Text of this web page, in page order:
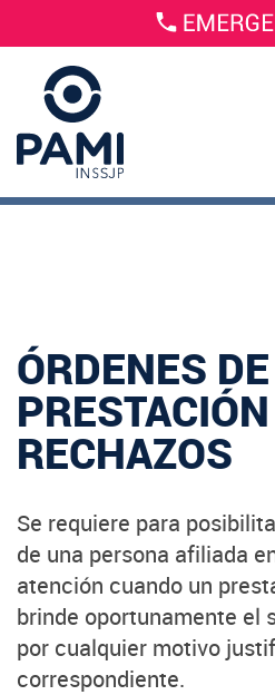
ÓRDENES DE
RECHAZOS
Se requiere para
de una persona afiliada
atención cuando un
brinde oportunamente el
por cualquier motivo
correspondiente.